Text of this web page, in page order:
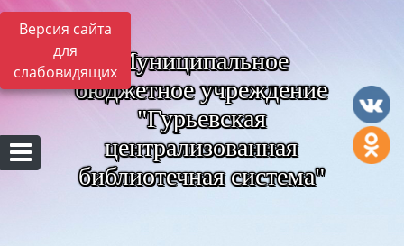
Версия сайта
для
слабовидящих Муниципальное
бюджетное учреждение
"Гурьевская
централизованная
библиотечная система"